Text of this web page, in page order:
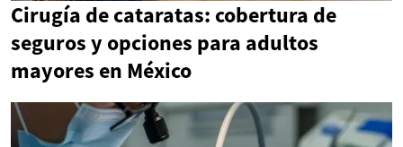
Cirugía de cataratas: cobertura de
seguros y opciones para adultos
mayores en México